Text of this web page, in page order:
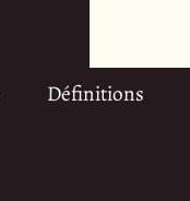
Définitions